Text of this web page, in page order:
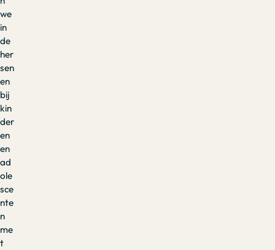
we
in
de
her
sen
en
bij
kin
der
en
en
ad
ole
sce
nte
n
me
t